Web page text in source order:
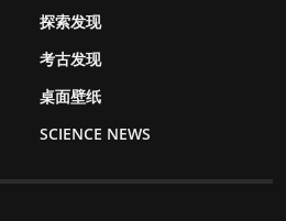
探索发现
考古发现
桌面壁纸
SCIENCE NEWS